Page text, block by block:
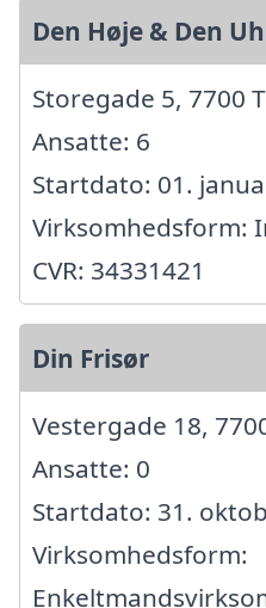
Den Høje & Den
Storegade 5, 7700
Ansatte: 6
Startdato: 01.
Virksomhedsform:
CVR: 34331421
Din Frisør
Vestergade 18,
Ansatte: 0
Startdato: 31.
Virksomhedsform: